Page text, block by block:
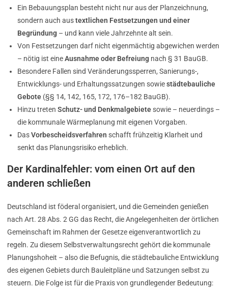
Ein Bebauungsplan besteht nicht nur aus der Planzeichnung,
sondern auch austextlichen Festsetzungen und einer
Begründung – und kann viele Jahrzehnte alt sein.
Von Festsetzungen darf nicht eigenmächtig abgewichen werden
– nötig ist eineAusnahme oder Befreiung nach § 31 BauGB.
Besondere Fallen sind Veränderungssperren, Sanierungs-,
Entwicklungs- und Erhaltungssatzungen sowiestädtebauliche
Gebote (§§ 14, 142, 165, 172, 176–182 BauGB).
Hinzu treten Schutz- und Denkmalgebietesowie – neuerdings –
die kommunale Wärmeplanung mit eigenen Vorgaben.
DasVorbescheidsverfahren schafft frühzeitig Klarheit und
senkt das Planungsrisiko erheblich.
Der Kardinalfehler: vom einen Ort auf den
anderen schließen
Deutschland ist föderal organisiert, und die Gemeinden genießen
nach Art. 28 Abs. 2 GG das Recht, die Angelegenheiten der örtlichen
Gemeinschaft im Rahmen der Gesetze eigenverantwortlich zu
regeln. Zu diesem Selbstverwaltungsrecht gehört die kommunale
Planungshoheit – also die Befugnis, die städtebauliche Entwicklung
des eigenen Gebiets durch Bauleitpläne und Satzungen selbst zu
steuern. Die Folge ist für die Praxis von grundlegender Bedeutung: